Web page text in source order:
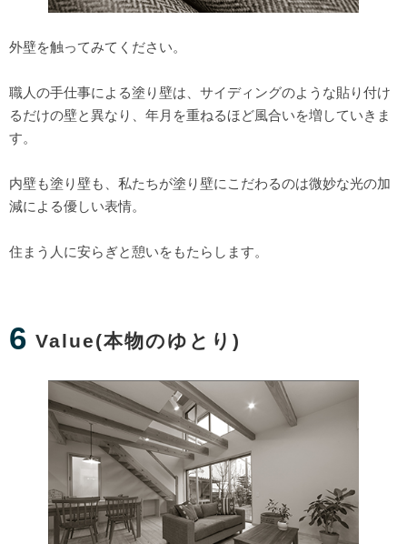
外壁を触ってみてください。
職人の手仕事による塗り壁は、サイディングのような貼り付け
るだけの壁と異なり、年月を重ねるほど風合いを増していきま
す。
内壁も塗り壁も、私たちが塗り壁にこだわるのは微妙な光の加
減による優しい表情。
住まう人に安らぎと憩いをもたらします。
6 Value(本物のゆとり)